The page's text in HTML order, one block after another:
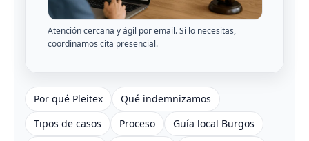
Atención cercana y ágil por email. Si lo necesitas,
coordinamos cita presencial.
Por qué Pleitex
Qué indemnizamos
Tipos de casos
Proceso
Guía local Burgos